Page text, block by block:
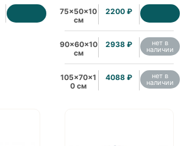
75x50x10
см
2200 ₽
90x60x10
см
2938 ₽ нет в
наличии
105x70x1
0 см
4088 ₽ нет в
наличии